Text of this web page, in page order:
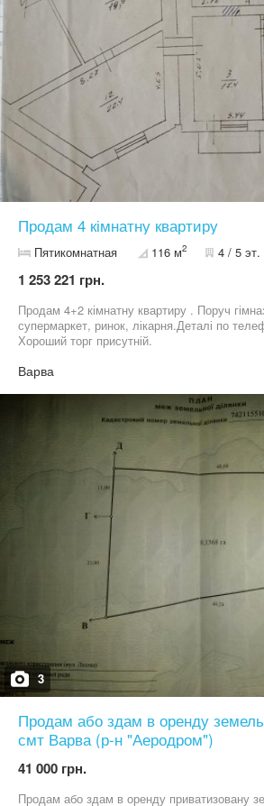
Продам 4 кімнатну квартиру
Пятикомнатная 116 м2 4 / 5 эт.
1 253 221 грн.
Продам 4+2 кімнатну квартиру . Поруч
супермаркет, ринок, лікарня.Деталі по
Хороший торг присутній.
Варва
3
Продам або здам в оренду
смт Варва (р-н "Аеродром")
41 000 грн.
Продам або здам в оренду приватизовану